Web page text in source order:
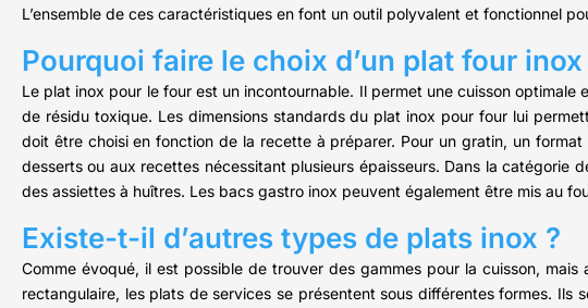
L’ensemble de ces caractéristiques en font un outil polyvalent et fonctionnel
Pourquoi faire le choix d’un plat four
Le plat inox pour le four est un incontournable. Il permet une cuisson
de résidu toxique. Les dimensions standards du plat inox pour four lui
doit être choisi en fonction de la recette à préparer. Pour un gratin, un
desserts ou aux recettes nécessitant plusieurs épaisseurs. Dans la
des assiettes à huîtres. Les bacs gastro inox peuvent également être mis au
Existe-t-il d’autres types de plats inox ?
Comme évoqué, il est possible de trouver des gammes pour la cuisson,
rectangulaire, les plats de services se présentent sous différentes formes.